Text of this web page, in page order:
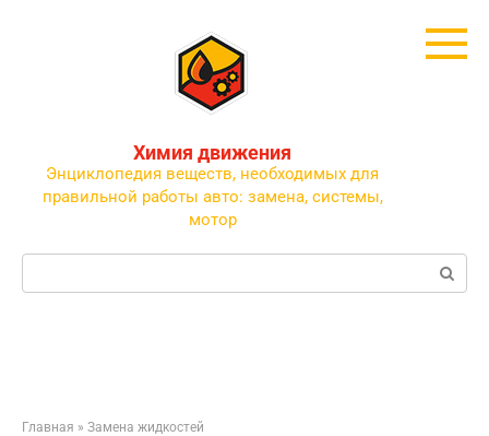
Химия движения
Энциклопедия веществ, необходимых для
правильной работы авто: замена, системы,
мотор
Поиск:
Главная » Замена жидкостей